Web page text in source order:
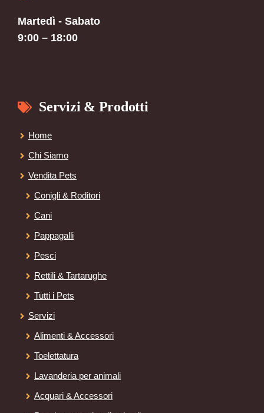
Martedì - Sabato
9:00 – 18:00
Servizi & Prodotti
Home
Chi Siamo
Vendita Pets
Conigli & Roditori
Cani
Pappagalli
Pesci
Rettili & Tartarughe
Tutti i Pets
Servizi
Alimenti & Accessori
Toelettatura
Lavanderia per animali
Acquari & Accessori